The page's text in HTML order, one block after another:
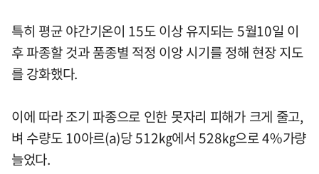
특히 평균 야간기온이 15도 이상 유지되는 5월10일 이
후 파종할 것과 품종별 적정 이앙 시기를 정해 현장 지도
를 강화했다.
이에 따라 조기 파종으로 인한 못자리 피해가 크게 줄고,
벼 수량도 10아르(a)당 512㎏에서 528㎏으로 4%가량
늘었다.